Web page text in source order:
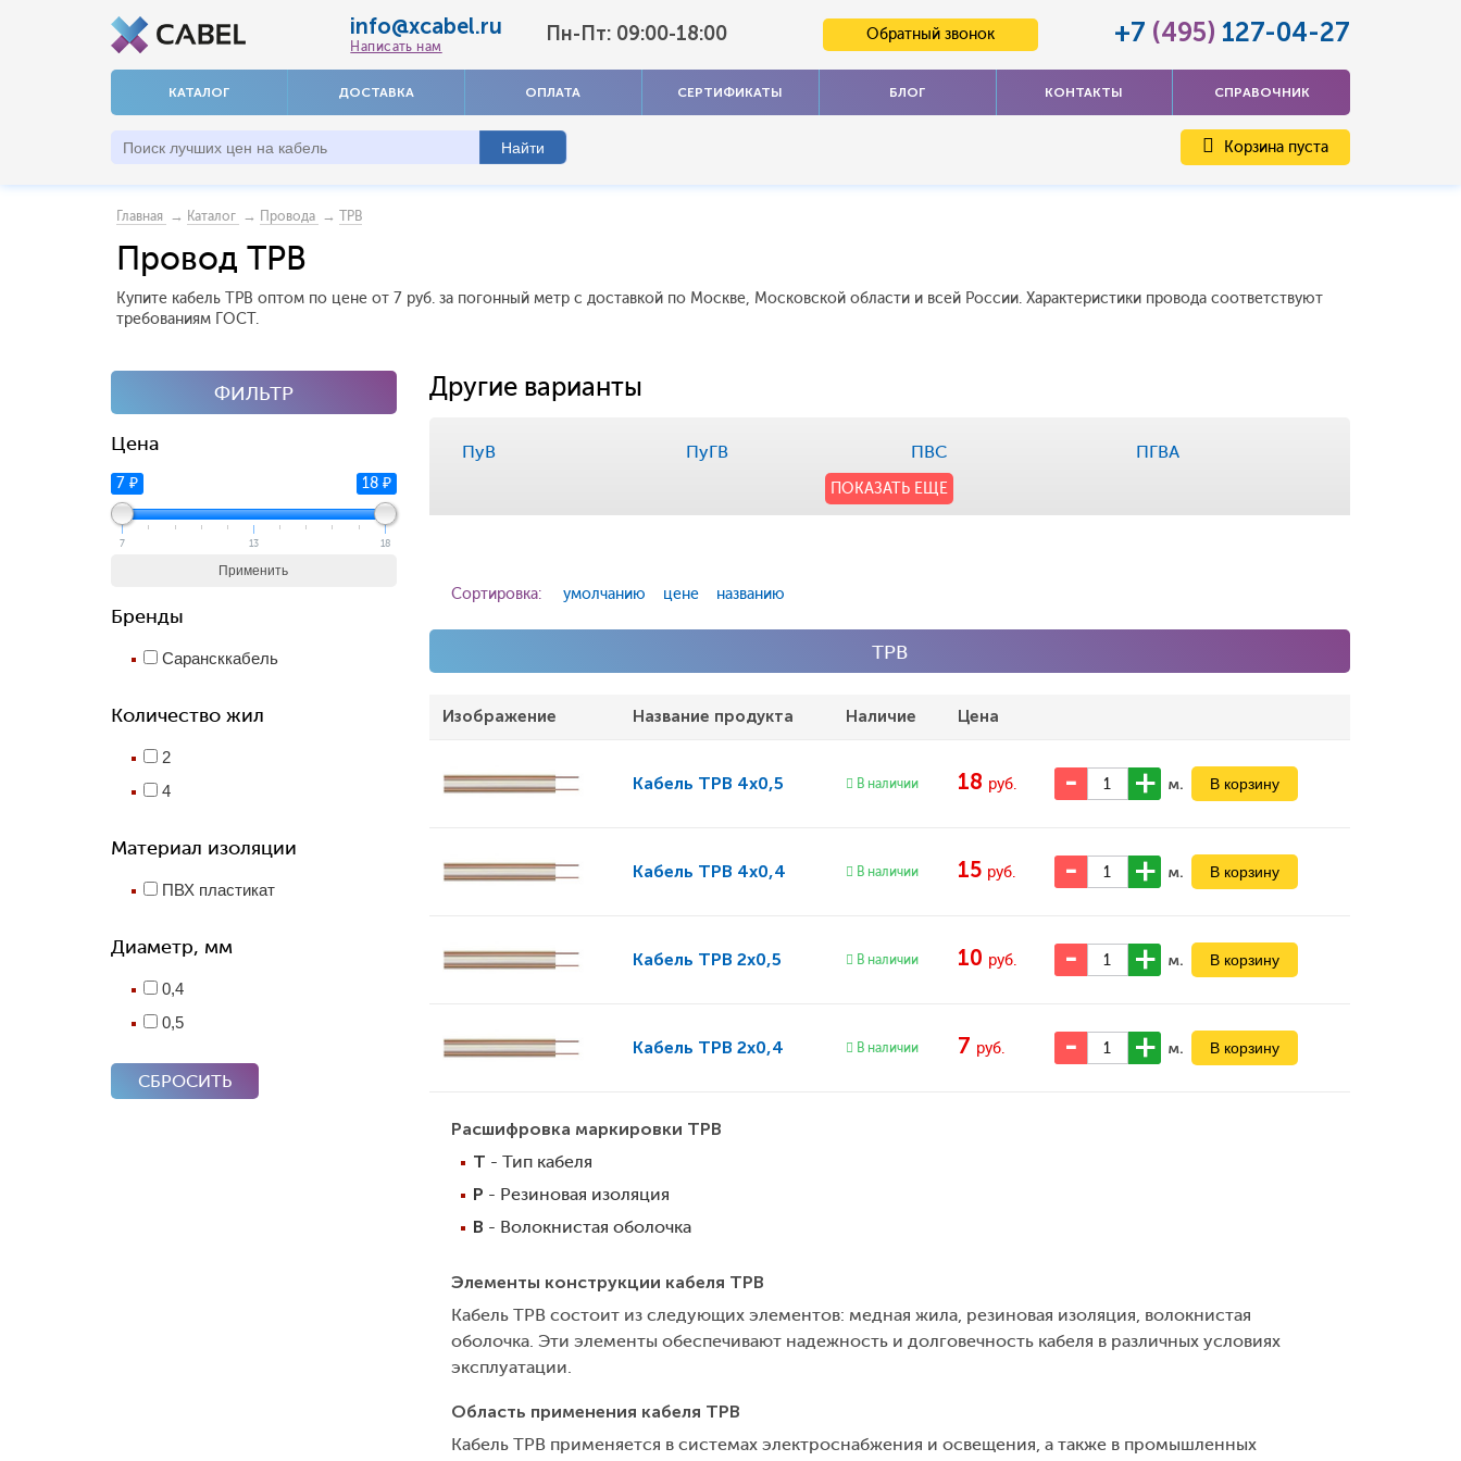
info@xcabel.ru
Написать нам
Пн-Пт: 09:00-18:00 Обратный звонок +7 (495) 127-04-27
КАТАЛОГ ДОСТАВКА ОПЛАТА СЕРТИФИКАТЫ БЛОГ КОНТАКТЫ СПРАВОЧНИК
Корзина пуста
Главная → Каталог → Провода → ТРВ
Провод ТРВ
Купите кабель ТРВ оптом по цене от 7 руб. за погонный метр с доставкой по Москве, Московской области и всей России. Характеристики провода соответствуют
требованиям ГОСТ.
ФИЛЬТР
Цена
7 ₽ 18 ₽
7 13 18
Применить
Бренды
Сарансккабель
Количество жил
2
4
Материал изоляции
ПВХ пластикат
Диаметр, мм
0,4
0,5
СБРОСИТЬ
Другие варианты
ПуВ ПуГВ ПВС ПГВА
ПОКАЗАТЬ ЕЩЕ
Сортировка: умолчанию цене названию
ТРВ
Изображение Название продукта Наличие Цена
Кабель ТРВ 4х0,5 В наличии 18 руб. м.
Кабель ТРВ 4х0,4 В наличии 15 руб. м.
Кабель ТРВ 2х0,5 В наличии 10 руб. м.
Кабель ТРВ 2х0,4 В наличии 7 руб. м.
Расшифровка маркировки ТРВ
Т - Тип кабеля
Р - Резиновая изоляция
В - Волокнистая оболочка
Элементы конструкции кабеля ТРВ
Кабель ТРВ состоит из следующих элементов: медная жила, резиновая изоляция, волокнистая
оболочка. Эти элементы обеспечивают надежность и долговечность кабеля в различных условиях
эксплуатации.
Область применения кабеля ТРВ
Кабель ТРВ применяется в системах электроснабжения и освещения, а также в промышленных